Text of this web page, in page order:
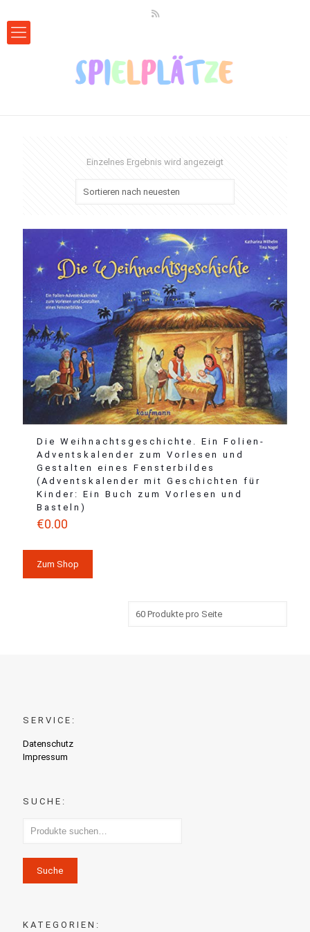
Einzelnes Ergebnis wird angezeigt
Die Weihnachtsgeschichte. Ein Folien-
Adventskalender zum Vorlesen und
Gestalten eines Fensterbildes
(Adventskalender mit Geschichten für
Kinder: Ein Buch zum Vorlesen und
Basteln)
€0.00
Zum Shop
SERVICE:
Datenschutz
Impressum
SUCHE:
Suche
KATEGORIEN: